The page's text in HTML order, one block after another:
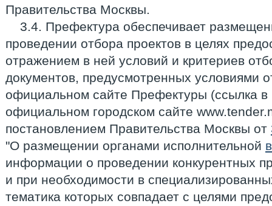
Правительства Москвы.
3.4. Префектура обеспечивает
проведении отбора проектов в целях
отражением в ней условий и критериев
документов, предусмотренных условиями
официальном сайте Префектуры (ссылка в
официальном городском сайте
постановлением Правительства Москвы от
"О размещении органами исполнительной
информации о проведении конкурентных
и при необходимости в
тематика которых совпадает с целями